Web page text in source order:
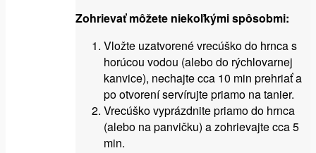
Zohrievať môžete niekoľkými spôsobmi:
Vložte uzatvorené vrecúško do hrnca s
horúcou vodou (alebo do rýchlovarnej
kanvice), nechajte cca 10 min prehriať a
po otvorení servírujte priamo na tanier.
Vrecúško vyprázdnite priamo do hrnca
(alebo na panvičku) a zohrievajte cca 5
min.